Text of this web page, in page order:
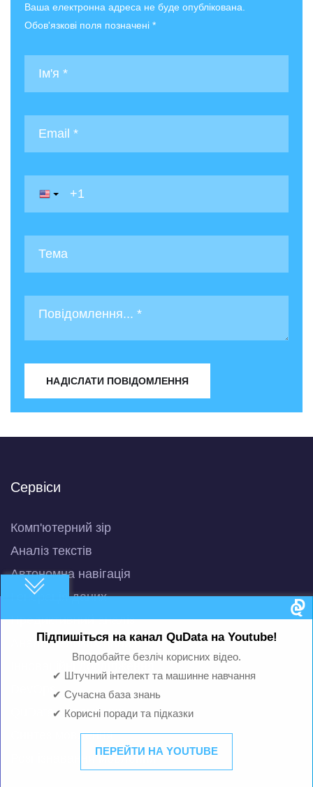
Підпишіться на канал QuData на Youtube!
Вподобайте безліч корисних відео.
✔ Штучний інтелект та машинне навчання
✔ Сучасна база знань
✔ Корисні поради та підказки
ПЕРЕЙТИ НА YOUTUBE
Ваша електронна адреса не буде опублікована.
Обов'язкові поля позначені *
НАДІСЛАТИ ПОВІДОМЛЕННЯ
Сервіси
Комп'ютерний зір
Аналіз текстів
Автономна навігація
Генерація даних
Предиктивний аналіз
Аналіз великих даних
Інноваційні дослідження
QuData AI-помічник
Синтез мовлення
Розпізнавання мовлення